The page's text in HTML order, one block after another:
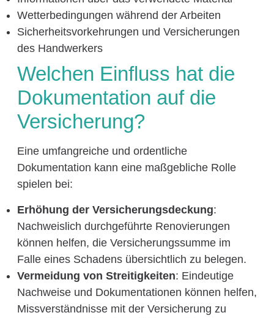
Wetterbedingungen während der Arbeiten
Sicherheitsvorkehrungen und Versicherungen
des Handwerkers
Welchen Einfluss hat die
Dokumentation auf die
Versicherung?
Eine umfangreiche und ordentliche
Dokumentation kann eine maßgebliche Rolle
spielen bei:
Erhöhung der Versicherungsdeckung:
Nachweislich durchgeführte Renovierungen
können helfen, die Versicherungssumme im
Falle eines Schadens übersichtlich zu belegen.
Vermeidung von Streitigkeiten: Eindeutige
Nachweise und Dokumentationen können helfen,
Missverständnisse mit der Versicherung zu